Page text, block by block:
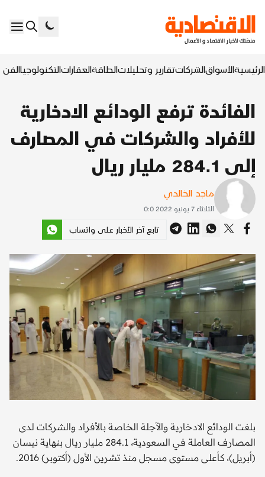
الرئيسيةالأسواقالشركاتتقارير وتحليلاتالطاقةالعقاراتالتكنولوجياالفن
الفائدة ترفع الودائع الادخارية
للأفراد والشركات في المصارف
إلى 284.1 مليار ريال
ماجد الخالدي
الثلاثاء 7 يونيو 2022 0:0
تابع آخر الأخبار على واتساب
بلغت الودائع الادخارية والآجلة الخاصة بالأفراد والشركات لدى
المصارف العاملة في السعودية، 284.1 مليار ريال بنهاية نيسان
(أبريل)، كأعلى مستوى مسجل منذ تشرين الأول (أكتوبر) 2016.